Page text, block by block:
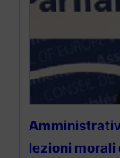
lezioni morali